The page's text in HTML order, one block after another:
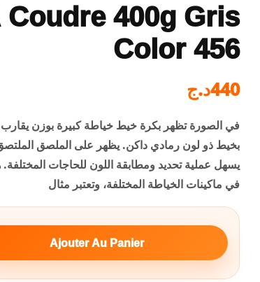
Coudre 400g Gris
Color 456
440د.ج
يسهل عملية تحديد ومطابقة اللون للحاجات المختلفة.
في ماكينات الخياطة المختلفة، وتعتبر مثال
Ajouter Au Panier